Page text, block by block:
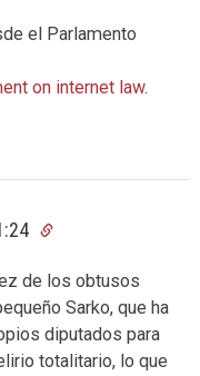
el Parlamento
on internet law.
de los obtusos
Sarko, que ha
diputados para
totalitario, lo que